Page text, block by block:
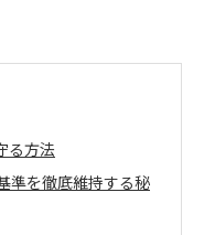
る方法
準を徹底維持する秘